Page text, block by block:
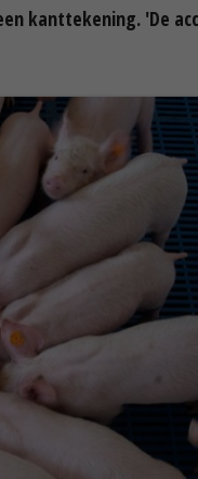
kanttekening. 'De